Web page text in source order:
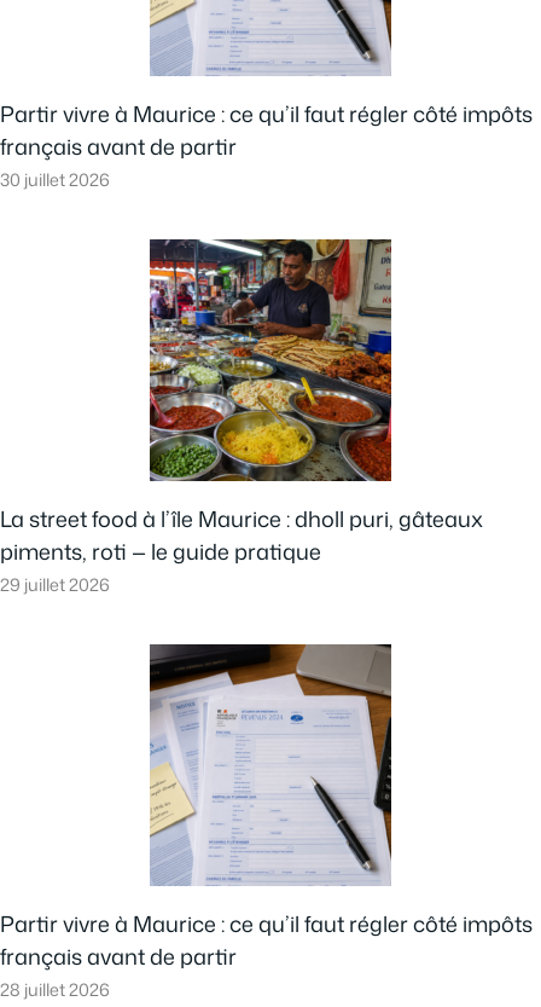
Partir vivre à Maurice : ce qu’il faut régler côté impôts
français avant de partir
30 juillet 2026
La street food à l’île Maurice : dholl puri, gâteaux
piments, roti — le guide pratique
29 juillet 2026
Partir vivre à Maurice : ce qu’il faut régler côté impôts
français avant de partir
28 juillet 2026